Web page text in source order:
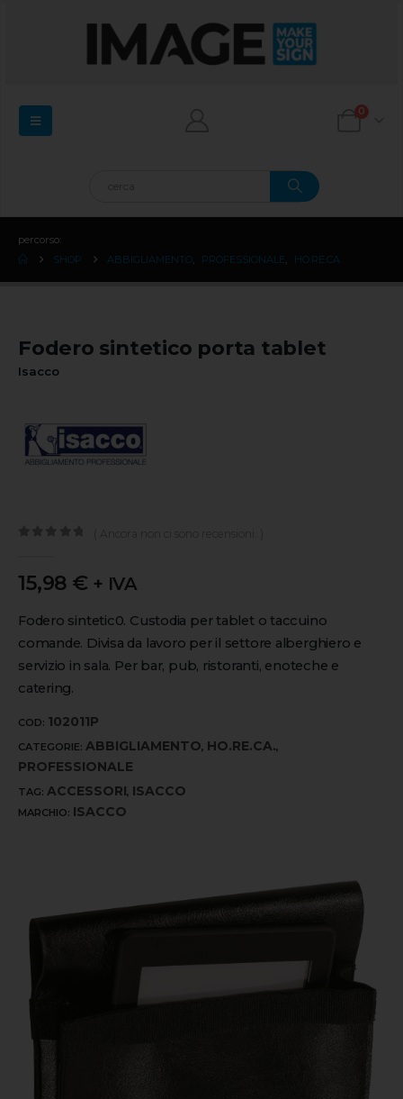
0
percorso:
SHOP
ABBIGLIAMENTO PROFESSIONALE HO.RE.CA.
Fodero sintetico porta tablet
Isacco
15,98 € + IVA
Fodero sintetic0. Custodia per tablet o taccuino
comande. Divisa da lavoro per il settore alberghiero e
servizio in sala. Per bar, pub, ristoranti, enoteche e
catering.
COD: 102011P
CATEGORIE: ABBIGLIAMENTO, HO.RE.CA.,
PROFESSIONALE
TAG: ACCESSORI, ISACCO
MARCHIO: ISACCO